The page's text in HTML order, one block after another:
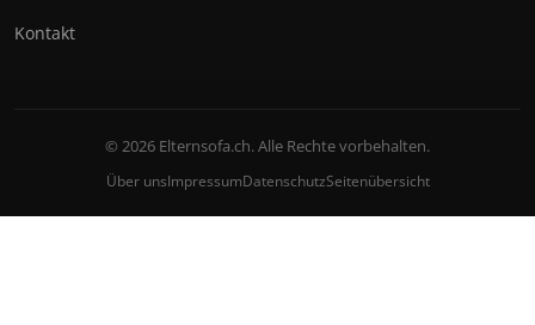
Kontakt
© 2026 Elternsofa.ch. Alle Rechte vorbehalten.
Über unsImpressumDatenschutzSeitenübersicht